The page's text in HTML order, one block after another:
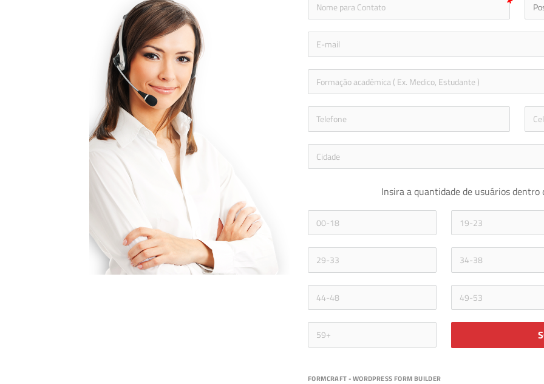
icon-
icon-
Insira a quantidade de usuários dentro
FORMCRAFT - WORDPRESS FORM BUILDER